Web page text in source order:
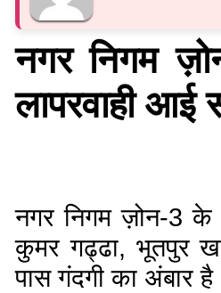
नगर निगम
लापरवाही आई
नगर निगम ज़ोन-3 के
कुमर गढ्ढा, भूतपुर
पास गंदगी का अंबार